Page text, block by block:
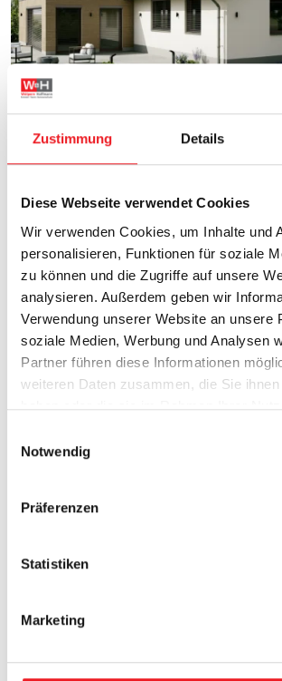
Zustimmung Details
Diese Webseite verwendet Cookies
Wir verwenden Cookies, um Inhalte und
personalisieren, Funktionen für soziale
zu können und die Zugriffe auf unsere
analysieren. Außerdem geben wir
Verwendung unserer Website an unsere
soziale Medien, Werbung und Analysen
Partner führen diese Informationen
weiteren Daten zusammen, die Sie
haben oder die sie im Rahmen Ihrer
Notwendig
Präferenzen
Statistiken
Marketing
Vorbau-Rollläden
Individuell gestaltbar
Kombination mit Vorbau-Jalousie
Nachrüstbar ohne
Produktdetails
Schacht-System-Rollläden
Unauffällige Integration in